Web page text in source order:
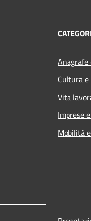
Cultura
Vita
Imprese
Mobilità